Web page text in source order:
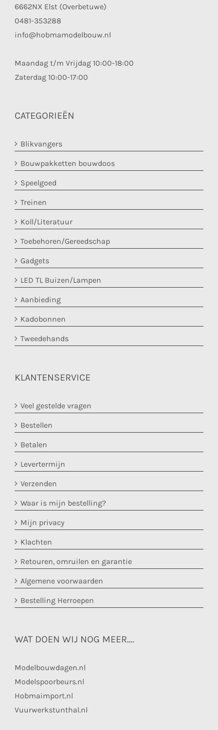
6662NX Elst (Overbetuwe)
0481-353288
info@hobmamodelbouw.nl
Maandag t/m Vrijdag 10:00-18:00
Zaterdag 10:00-17:00
CATEGORIEËN
Blikvangers
Bouwpakketten bouwdoos
Speelgoed
Treinen
Koll/Literatuur
Toebehoren/Gereedschap
Gadgets
LED TL Buizen/Lampen
Aanbieding
Kadobonnen
Tweedehands
KLANTENSERVICE
Veel gestelde vragen
Bestellen
Betalen
Levertermijn
Verzenden
Waar is mijn bestelling?
Mijn privacy
Klachten
Retouren, omruilen en garantie
Algemene voorwaarden
Bestelling Herroepen
WAT DOEN WIJ NOG MEER….
Modelbouwdagen.nl
Modelspoorbeurs.nl
Hobmaimport.nl
Vuurwerkstunthal.nl